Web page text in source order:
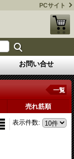
PCサイト
お問い合せ
一覧
売れ筋順
表示件数: